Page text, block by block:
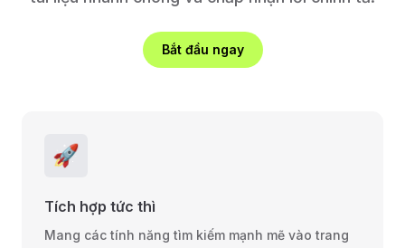
Bắt đầu ngay
🚀
Tích hợp tức thì
Mang các tính năng tìm kiếm mạnh mẽ vào trang